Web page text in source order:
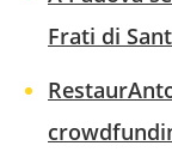
Frati di